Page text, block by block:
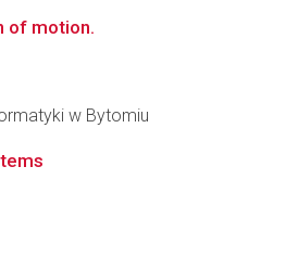
of motion.
w Bytomiu